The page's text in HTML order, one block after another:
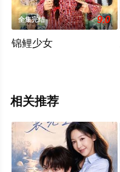
全集完结 9.0
锦鲤少女
相关推荐